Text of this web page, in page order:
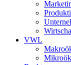
VWL